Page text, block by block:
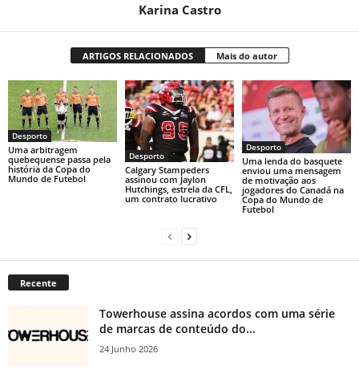
Karina Castro
ARTIGOS RELACIONADOS Mais do autor
Desporto
Uma arbitragem
quebequense passa pela
história da Copa do
Mundo de Futebol
Desporto
Calgary Stampeders
assinou com Jaylon
Hutchings, estrela da CFL,
um contrato lucrativo
Desporto
Uma lenda do basquete
enviou uma mensagem
de motivação aos
jogadores do Canadá na
Copa do Mundo de
Futebol
Recente
Towerhouse assina acordos com uma série
de marcas de conteúdo do...
24 Junho 2026